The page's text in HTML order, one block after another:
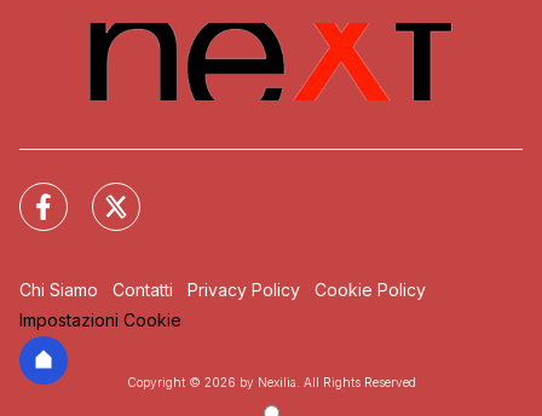
Chi Siamo Contatti Privacy Policy
Cookie Policy
Impostazioni Cookie
Copyright © 2026 by Nexilia. All Rights Reserved